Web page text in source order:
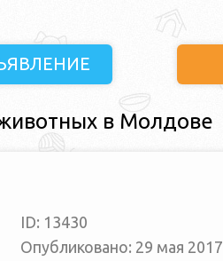
в Молдове
ID: 13430
Опубликовано: 29 мая 2017